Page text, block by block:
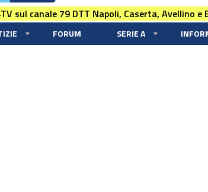
sul canale 79 DTT Napoli, Caserta, Avellino e
FORUM SERIE A